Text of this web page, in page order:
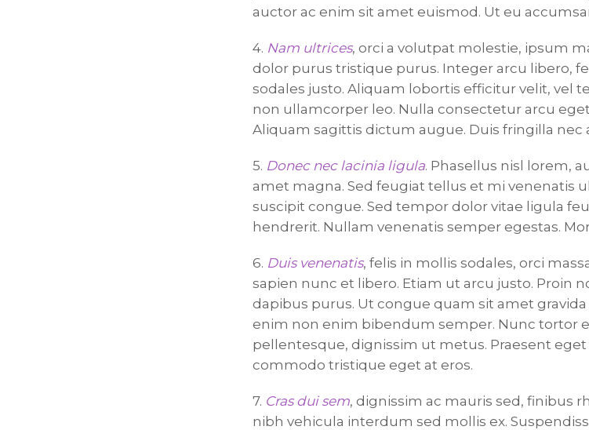
auctor ac enim sit amet euismod. Ut eu
4. Nam ultrices, orci a volutpat molestie, ipsum
dolor purus tristique purus. Integer arcu libero,
sodales justo. Aliquam lobortis efficitur velit, vel
non ullamcorper leo. Nulla consectetur arcu
Aliquam sagittis dictum augue. Duis fringilla nec
5. Donec nec lacinia ligula. Phasellus nisl lorem,
amet magna. Sed feugiat tellus et mi venenatis
suscipit congue. Sed tempor dolor vitae ligula
hendrerit. Nullam venenatis semper egestas.
6. Duis venenatis, felis in mollis sodales, orci
sapien nunc et libero. Etiam ut arcu justo. Proin
dapibus purus. Ut congue quam sit amet
enim non enim bibendum semper. Nunc tortor
pellentesque, dignissim ut metus. Praesent
commodo tristique eget at eros.
7. Cras dui sem, dignissim ac mauris sed, finibus
nibh vehicula interdum sed mollis ex.